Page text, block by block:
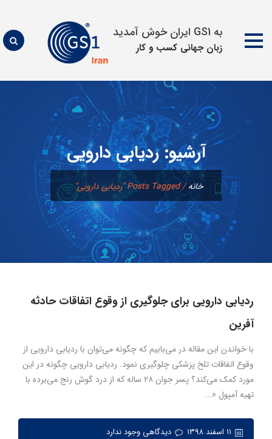
به GS1 ایران خوش آمدید
زبان جهانی كسب و كار
محتوا
آرشیو:ردیابی دارویی
خانه/Posts Tagged "ردیابی دارویی"
ردیابی دارویی برای جلوگیری از وقوع اتفاقات حادثه
آفرین
با خواندن این مقاله در می‌بابیم که چگونه می‌توان با ردیابی دارویی از
وقوع اتفاقات تلخ پزشکی چلوگیری نمود. ردیابی دارویی چگونه در این
مورد کمک می‌کند؟ پسر جوان ۲۸ ساله که از درد گوش رنج می‌برده با
تهیه آمپول «...
دیدگاهی وجود ندارد